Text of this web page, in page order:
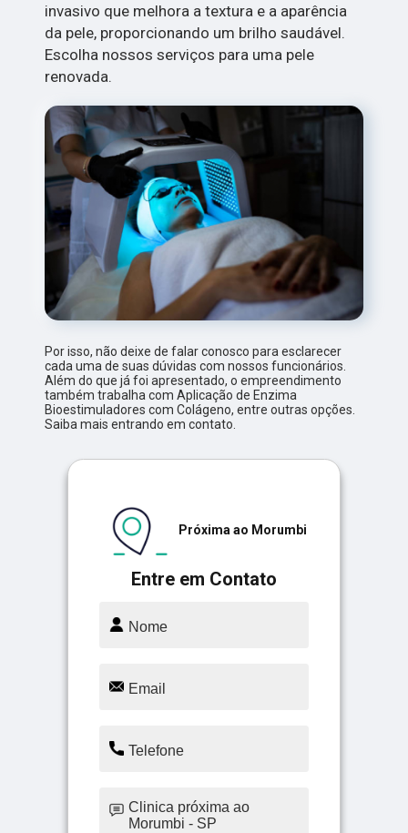
invasivo que melhora a textura e a aparência
da pele, proporcionando um brilho saudável.
Escolha nossos serviços para uma pele
renovada.
Por isso, não deixe de falar conosco para esclarecer
cada uma de suas dúvidas com nossos funcionários.
Além do que já foi apresentado, o empreendimento
também trabalha com Aplicação de Enzima
Bioestimuladores com Colágeno, entre outras opções.
Saiba mais entrando em contato.
Entre em Contato
Próxima ao Morumbi